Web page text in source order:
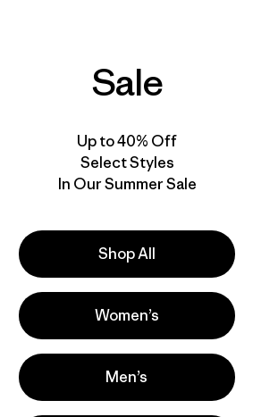
M's Capilene® Cool
Daily Hoody -
Boardshort Logo
Shirt - Fitz
New
Sale
Up to 40% Off
Select Styles
In Our Summer Sale
Shop All
Women’s
Men’s